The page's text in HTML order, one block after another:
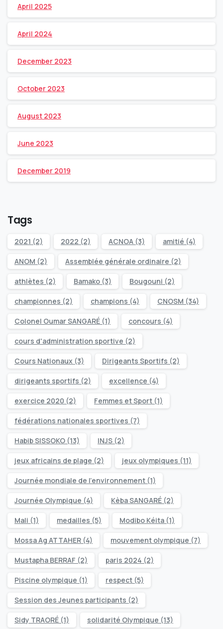
April 2025
April 2024
December 2023
October 2023
August 2023
June 2023
December 2019
Tags
2021 (2) 2022 (2) ACNOA (3) amitié (4)
ANOM (2) Assemblée générale ordinaire (2)
athlètes (2) Bamako (3) Bougouni (2)
championnes (2) champions (4) CNOSM (34)
Colonel Oumar SANGARÉ (1) concours (4)
cours d'administration sportive (2)
Cours Nationaux (3) Dirigeants Sportifs (2)
dirigeants sportifs (2) excellence (4)
exercice 2020 (2) Femmes et Sport (1)
fédérations nationales sportives (7)
Habib SISSOKO (13) INJS (2)
jeux africains de plage (2) jeux olympiques (11)
Journée mondiale de l’environnement (1)
Journée Olympique (4) Kèba SANGARÉ (2)
Mali (1) medailles (5) Modibo Kéita (1)
Mossa Ag ATTAHER (4) mouvement olympique (7)
Mustapha BERRAF (2) paris 2024 (2)
Piscine olympique (1) respect (5)
Session des Jeunes participants (2)
Sidy TRAORÉ (1) solidarité Olympique (13)